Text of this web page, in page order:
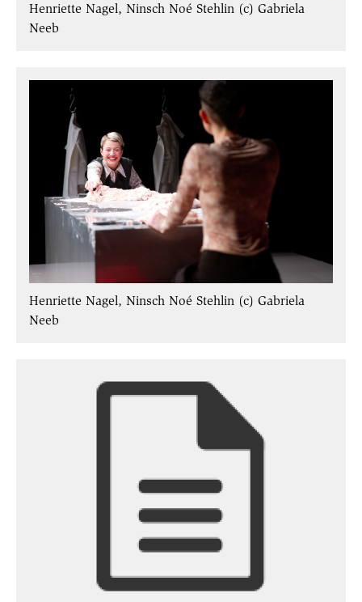
Henriette Nagel, Ninsch Noé Stehlin (c) Gabriela
Neeb
Henriette Nagel, Ninsch Noé Stehlin (c) Gabriela
Neeb